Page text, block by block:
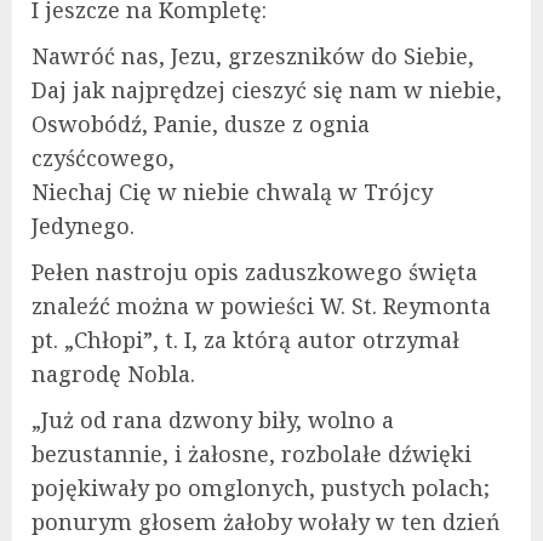
I jeszcze na Kompletę:
Nawróć nas, Jezu, grzeszników do Siebie,
Daj jak najprędzej cieszyć się nam w niebie,
Oswobódź, Panie, dusze z ognia
czyśćcowego,
Niechaj Cię w niebie chwalą w Trójcy
Jedynego.
Pełen nastroju opis zaduszkowego święta
znaleźć można w powieści W. St. Reymonta
pt. „Chłopi”, t. I, za którą autor otrzymał
nagrodę Nobla.
„Już od rana dzwony biły, wolno a
bezustannie, i żałosne, rozbolałe dźwięki
pojękiwały po omglonych, pustych polach;
ponurym głosem żałoby wołały w ten dzień